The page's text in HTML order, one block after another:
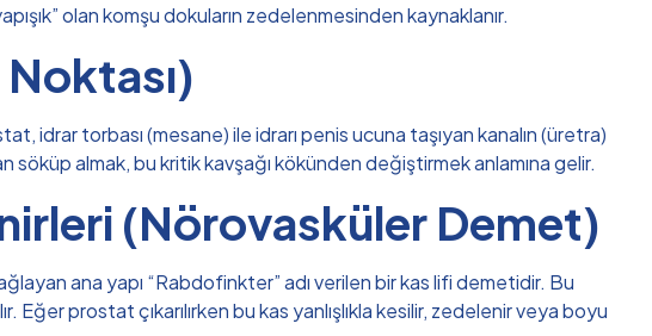
olan komşu dokuların zedelenmesinden kaynaklanır.
idrar torbası (mesane) ile idrarı penis ucuna taşıyan kanalın (üretra)
söküp almak, bu kritik kavşağı kökünden değiştirmek anlamına gelir.
(Nörovasküler Demet)
ana yapı “Rabdofinkter” adı verilen bir kas lifi demetidir. Bu
prostat çıkarılırken bu kas yanlışlıkla kesilir, zedelenir veya boyu